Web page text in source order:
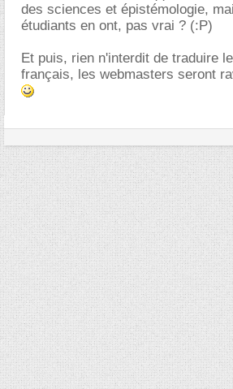
des sciences et épistémologie,
étudiants en ont, pas vrai ? (:P)
Et puis, rien n'interdit de traduire
français, les webmasters seront